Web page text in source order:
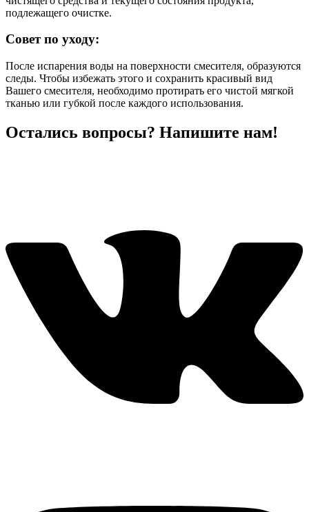
подлежащего очистке.
Совет по уходу:
После испарения воды на поверхности смесителя, образуются
следы. Чтобы избежать этого и сохранить красивый вид
Вашего смесителя, необходимо протирать его чистой мягкой
тканью или губкой после каждого использования.
Остались вопросы? Напишите нам!